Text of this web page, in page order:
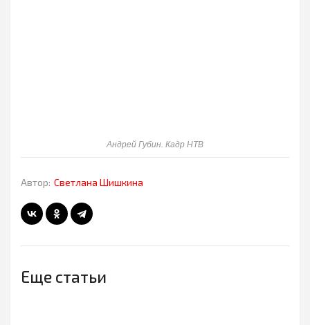
Андрей Губин. Кадр НТВ
Автор: Светлана Шишкина
Еще статьи